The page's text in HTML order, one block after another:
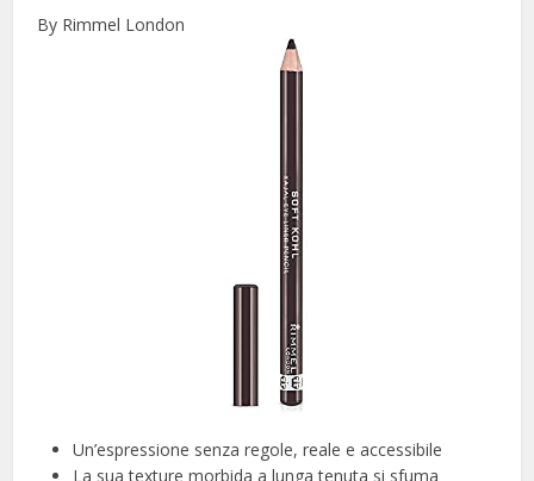
By Rimmel London
Un’espressione senza regole, reale e accessibile
La sua texture morbida a lunga tenuta si sfuma